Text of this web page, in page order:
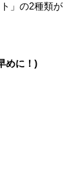
」の2種類が
めに！)